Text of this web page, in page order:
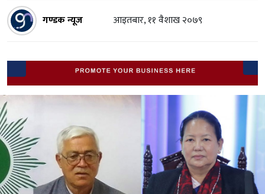
गण्डक न्यूज आइतबार, ११ वैशाख २०७९